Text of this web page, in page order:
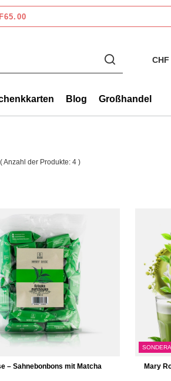
CHF
Blog Großhandel
( Anzahl der Produkte: 4 )
– Sahnebonbons mit Matcha
Mary